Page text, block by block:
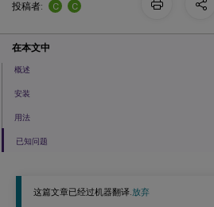
这篇文章已经过机器翻译.放弃
投稿者:
C C
在本文中
概述
安装
用法
已知问题